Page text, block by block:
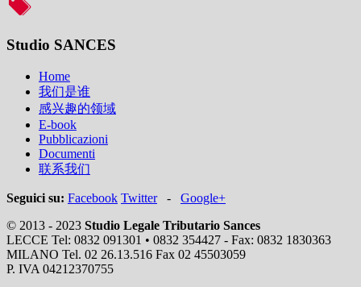
Studio SANCES
Home
我们是谁
感兴趣的领域
E-book
Pubblicazioni
Documenti
联系我们
Seguici su: Facebook Twitter- Google+
© 2013 - 2023 Studio Legale Tributario Sances
LECCE Tel: 0832 091301 • 0832 354427 - Fax: 0832 1830363
MILANO Tel. 02 26.13.516 Fax 02 45503059
P. IVA 04212370755